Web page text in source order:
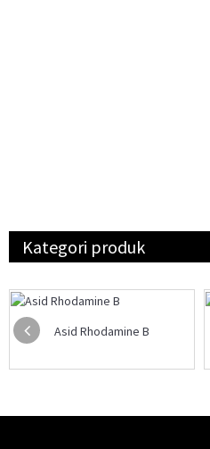
Kategori produk
Asid Rhodamine B